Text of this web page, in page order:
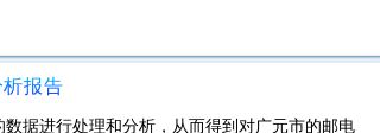
报告
据进行处理和分析，从而得到对广元市的邮电